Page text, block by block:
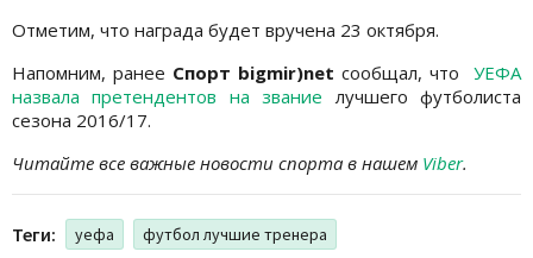
Отметим, что награда будет вручена 23 октября.
Напомним, ранее Спорт bigmir)net сообщал, что УЕФА
назвала претендентов на звание лучшего футболиста
сезона 2016/17.
Читайте все важные новости спорта в нашем Viber.
Теги: уефа футбол лучшие тренера